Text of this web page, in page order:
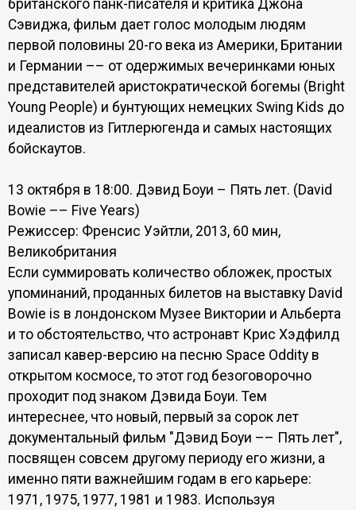
британского панк-писателя и критика Джона
Сэвиджа, фильм дает голос молодым людям
первой половины 20-го века из Америки, Британии
и Германии –– от одержимых вечеринками юных
представителей аристократической богемы (Bright
Young People) и бунтующих немецких Swing Kids до
идеалистов из Гитлерюгенда и самых настоящих
бойскаутов.
13 октября в 18:00. Дэвид Боуи – Пять лет. (David
Bowie –– Five Years)
Режиссер: Френсис Уэйтли, 2013, 60 мин,
Великобритания
Если суммировать количество обложек, простых
упоминаний, проданных билетов на выставку David
Bowie is в лондонском Музее Виктории и Альберта
и то обстоятельство, что астронавт Крис Хэдфилд
записал кавер-версию на песню Space Oddity в
открытом космосе, то этот год безоговорочно
проходит под знаком Дэвида Боуи. Тем
интереснее, что новый, первый за сорок лет
документальный фильм "Дэвид Боуи –– Пять лет",
посвящен совсем другому периоду его жизни, а
именно пяти важнейшим годам в его карьере:
1971, 1975, 1977, 1981 и 1983. Используя